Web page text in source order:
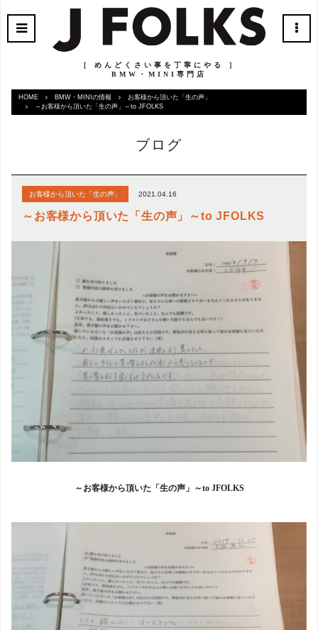
［ めんどくさい事を丁寧にやる ］
BMW・MINI専門店
HOME BMW・MINIの情報
お客様から頂いた「生の声」
～お客様から頂いた「生の声」～to JFOLKS
ブログ
お客様から頂いた「生の声」 2021.04.16
～お客様から頂いた「生の声」～to JFOLKS
～お客様から頂いた「生の声」～to JFOLKS